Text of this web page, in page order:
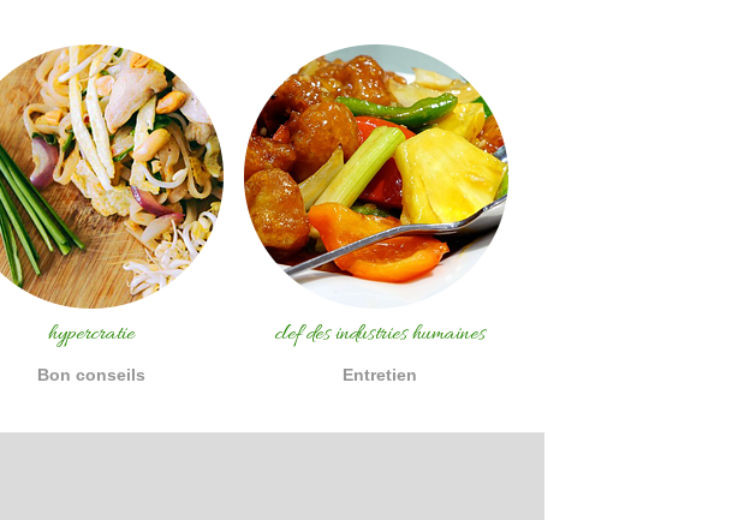
hypercratie clef des industries humaines
Bon conseils Entretien